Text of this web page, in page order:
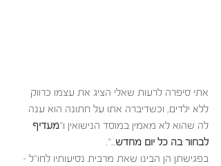
אתי סיפרה לרעות שאלי הציג את עצמו כרווק
ללא ילדים, וכשדיברה אתו על חתונה הוא ענה
לה שהוא לא מאמין במוסד הנישואין ו"מעדיף
לבחור בה כל יום מחדש..".
בפגישתן הן הבינו שאת מרבית נסיעותיו לחו"ל –